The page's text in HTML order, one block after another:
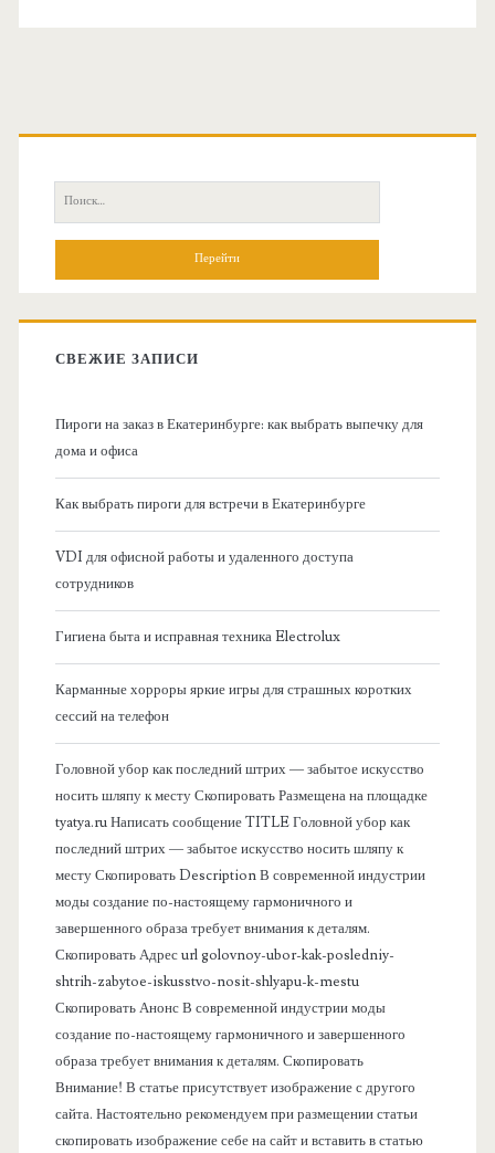
О
П
о
:
СВЕЖИЕ ЗАПИСИ
Пироги на заказ в Екатеринбурге: как выбрать выпечку для
дома и офиса
Как выбрать пироги для встречи в Екатеринбурге
VDI для офисной работы и удаленного доступа
сотрудников
Гигиена быта и исправная техника Electrolux
Карманные хорроры яркие игры для страшных коротких
сессий на телефон
Головной убор как последний штрих — забытое искусство
носить шляпу к месту Скопировать Размещена на площадке
tyatya.ru Написать сообщение TITLE Головной убор как
последний штрих — забытое искусство носить шляпу к
месту Скопировать Description В современной индустрии
моды создание по-настоящему гармоничного и
завершенного образа требует внимания к деталям.
Скопировать Адрес url golovnoy-ubor-kak-posledniy-
shtrih-zabytoe-iskusstvo-nosit-shlyapu-k-mestu
Скопировать Анонс В современной индустрии моды
создание по-настоящему гармоничного и завершенного
образа требует внимания к деталям. Скопировать
Внимание! В статье присутствует изображение с другого
сайта. Настоятельно рекомендуем при размещении статьи
скопировать изображение себе на сайт и вставить в статью